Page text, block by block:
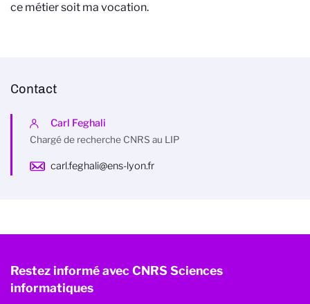
ce métier soit ma vocation.
Contact
Carl Feghali
Chargé de recherche CNRS au LIP
carl.feghali@ens-lyon.fr
Restez informé avec CNRS Sciences
informatiques